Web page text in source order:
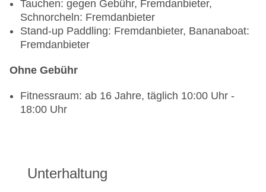
Tauchen: gegen Gebühr, Fremdanbieter,
Schnorcheln: Fremdanbieter
Stand-up Paddling: Fremdanbieter, Bananaboat:
Fremdanbieter
Ohne Gebühr
Fitnessraum: ab 16 Jahre, täglich 10:00 Uhr -
18:00 Uhr
Unterhaltung